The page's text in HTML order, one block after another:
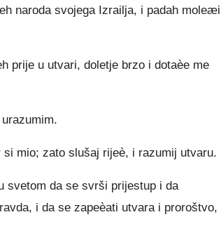
naroda svojega Izrailja, i padah moleæi
prije u utvari, doletje brzo i dotaèe me
mio; zato slušaj rijeè, i razumij utvaru.
svetom da se svrši prijestup i da
i da se zapeèati utvara i proroštvo,